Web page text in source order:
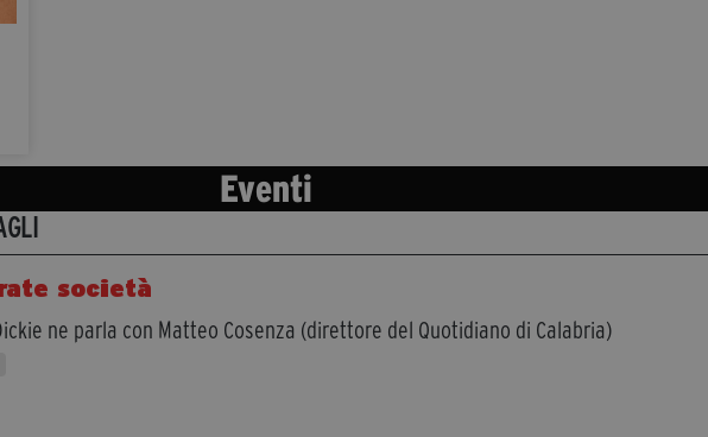
Eventi
società
ne parla con Matteo Cosenza (direttore del Quotidiano di Calabria)